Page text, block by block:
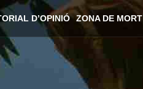
D’OPINIÓ ZONA DE MORT